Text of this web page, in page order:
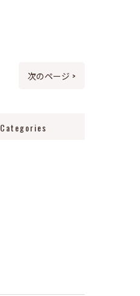
次のページ >
Categories